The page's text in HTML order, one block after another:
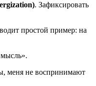
. Зафиксировать
простой пример: на
меня не воспринимают